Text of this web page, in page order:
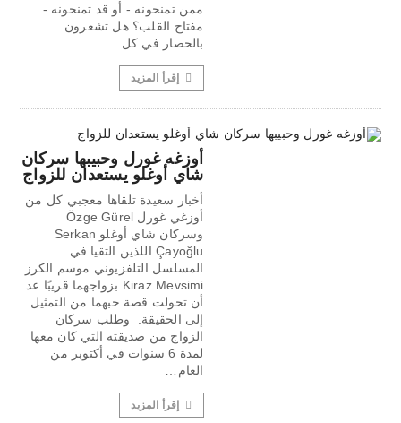
ممن تمنحونه - أو قد تمنحونه -
مفتاح القلب؟ هل تشعرون
بالحصار في كل…
إقرأ المزيد
أوزغه غورل وحبيبها سركان
شاي أوغلو يستعدان للزواج
أخبار سعيدة تلقاها معجبي كل من
أوزغي غورل Özge Gürel
وسركان شاي أوغلو Serkan
Çayoğlu اللذين التقيا في
المسلسل التلفزيوني موسم الكرز
Kiraz Mevsimi بزواجهما قريبًا عد
أن تحولت قصة حبهما من التمثيل
إلى الحقيقة. وطلب سركان
الزواج من صديقته التي كان معها
لمدة 6 سنوات في أكتوبر من
العام…
إقرأ المزيد